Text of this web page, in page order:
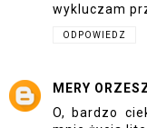
wykluczam
ODPOWIEDZ
MERY
O, bardzo